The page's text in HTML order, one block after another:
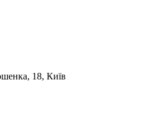
18, Київ